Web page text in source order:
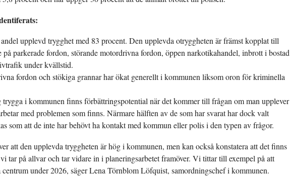
upplevd trygghet med 83 procent. Den upplevda otryggheten är främst kopplat till
på parkerade fordon, störande motordrivna fordon, öppen narkotikahandel, inbrott i bostad
under kvällstid.
fordon och stökiga grannar har ökat generellt i kommunen liksom oron för kriminella
trygga i kommunen finns förbättringspotential när det kommer till frågan om man upplever
med problemen som finns. Närmare hälften av de som har svarat har dock valt
som att de inte har behövt ha kontakt med kommun eller polis i den typen av frågor.
att den upplevda tryggheten är hög i kommunen, men kan också konstatera att det finns
tar på allvar och tar vidare in i planeringsarbetet framöver. Vi tittar till exempel på att
centrum under 2026, säger Lena Törnblom Löfquist, samordningschef i kommunen.